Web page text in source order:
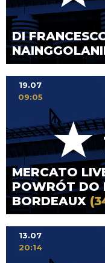
DI
MERCATO
POWRÓT DO
BORDEAUX
19.07
09:05
13.07
20:14